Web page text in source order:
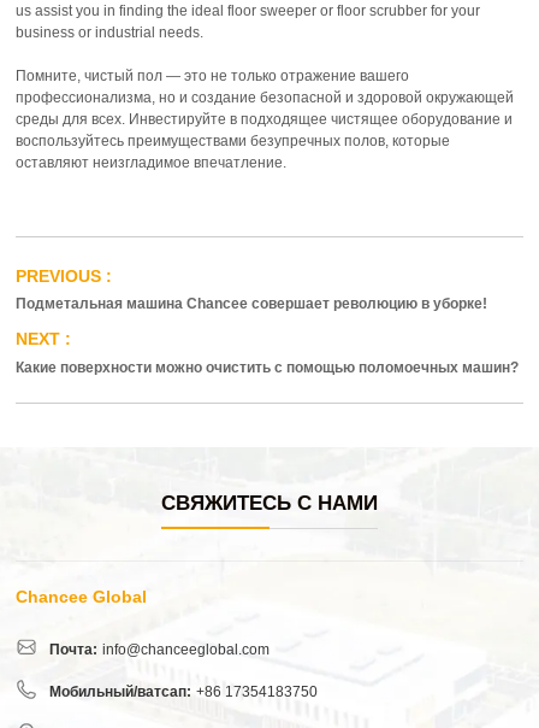
us assist you in finding the ideal floor sweeper or floor scrubber for your
business or industrial needs.
Помните, чистый пол — это не только отражение вашего
профессионализма, но и создание безопасной и здоровой окружающей
среды для всех. Инвестируйте в подходящее чистящее оборудование и
воспользуйтесь преимуществами безупречных полов, которые
оставляют неизгладимое впечатление.
Подметальная машина Chancee совершает революцию в уборке!
Какие поверхности можно очистить с помощью поломоечных машин?
СВЯЖИТЕСЬ С НАМИ
Chancee Global
Почта: info@chanceeglobal.com
Мобильный/ватсап: +86 17354183750